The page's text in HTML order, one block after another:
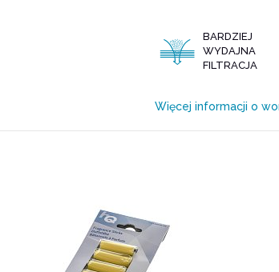
BARDZIEJ
WYDAJNA
FILTRACJA
Więcej informacji o